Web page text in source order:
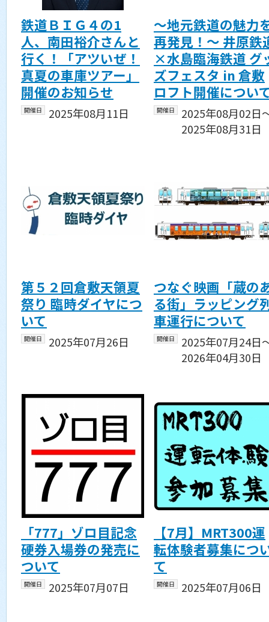
鉄道ＢＩＧ４の1
人、南田裕介さんと
行く！「アツいぜ！
真夏の車庫ツアー」
開催のお知らせ
開催日 2025年08月11日
～地元鉄道の魅力
再発見！～ 井原鉄
×水島臨海鉄道 グ
ズフェスタ in 倉敷
ロフト開催につい
開催日
2025年08月02日
2025年08月31日
第５２回倉敷天領夏
祭り 臨時ダイヤにつ
いて
開催日 2025年07月26日
つなぐ映画「蔵の
る街」ラッピング
車運行について
開催日
2025年07月24日
2026年04月30日
「777」ゾロ目記念
硬券入場券の発売に
ついて
開催日 2025年07月07日
【7月】MRT300運
転体験者募集につ
て
開催日 2025年07月06日